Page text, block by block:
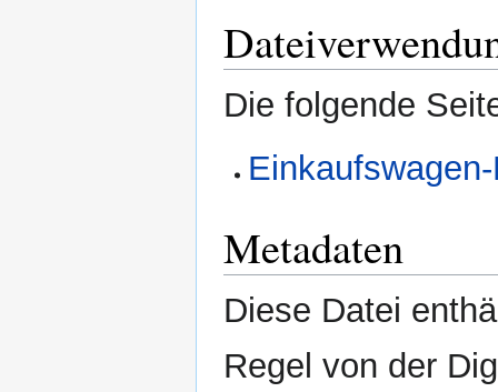
Die folgende
Metadaten
Diese Datei
Regel von der